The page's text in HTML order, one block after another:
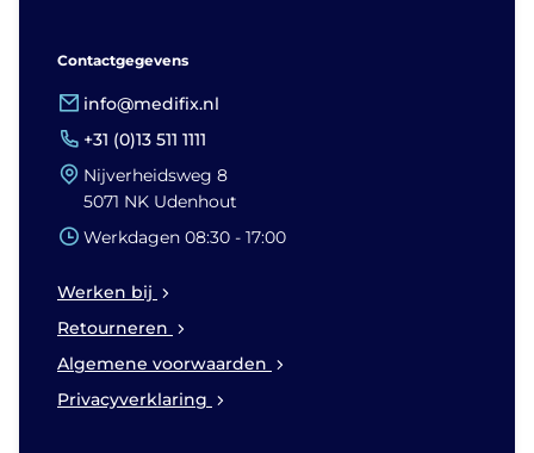
Contactgegevens
info@medifix.nl
+31 (0)13 511 1111
Nijverheidsweg 8
5071 NK Udenhout
Werkdagen 08:30 - 17:00
Werken bij
Retourneren
Algemene voorwaarden
Privacyverklaring